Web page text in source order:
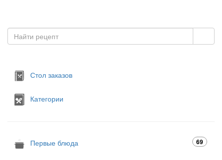
Стол заказов
Категории
Первые блюда 69